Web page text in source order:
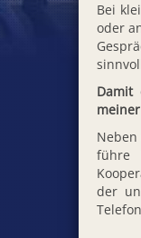
Bei
oder
Damit
führe
der